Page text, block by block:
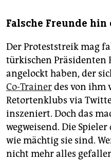
Falsche Freunde hin
Der Proteststreik mag
türkischen Präsidenten
angelockt haben, der
Co-Trainerdes von ihm
Retortenklubs via
inszeniert. Doch das
wegweisend. Die
wie mächtig sie sind.
nicht mehr alles